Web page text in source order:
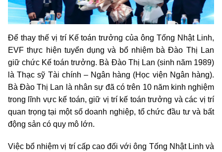
Để thay thế vị trí Kế toán trưởng của ông Tống Nhật Linh,
EVF thực hiện tuyển dụng và bổ nhiệm bà Đào Thị Lan
giữ chức Kế toán trưởng. Bà Đào Thị Lan (sinh năm 1989)
là Thạc sỹ Tài chính – Ngân hàng (Học viện Ngân hàng).
Bà Đào Thị Lan là nhân sự đã có trên 10 năm kinh nghiệm
trong lĩnh vực kế toán, giữ vị trí kế toán trưởng và các vị trí
quan trọng tại một số doanh nghiệp, tổ chức đầu tư và bất
động sản có quy mô lớn.
Việc bổ nhiệm vị trí cấp cao đối với ông Tống Nhật Linh và